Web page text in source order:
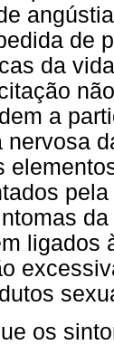
de
da
a
nervosa
ligados
os